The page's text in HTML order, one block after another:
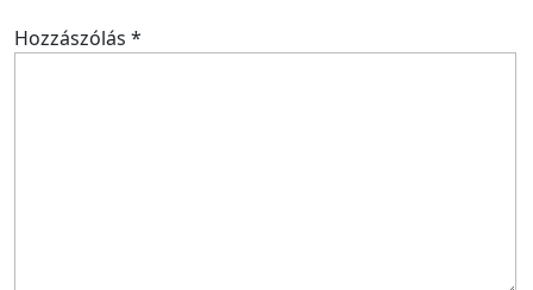
Hozzászólás *